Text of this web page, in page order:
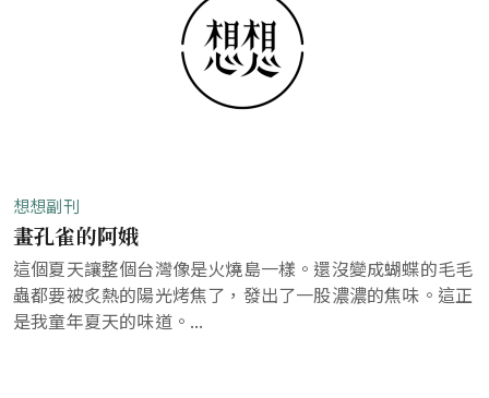
想想副刊
畫孔雀的阿娥
這個夏天讓整個台灣像是火燒島一樣。還沒變成蝴蝶的毛毛
蟲都要被炙熱的陽光烤焦了，發出了一股濃濃的焦味。這正
是我童年夏天的味道。...